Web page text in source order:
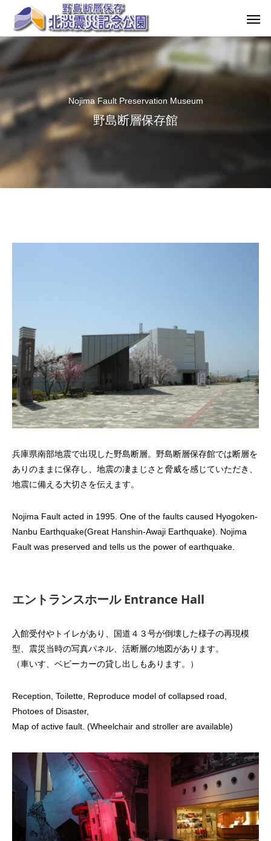
Nojima Fault Preservation Museum
野島断層保存館
兵庫県南部地震で出現した野島断層。野島断層保存館では断層を
ありのままに保存し、地震の凄まじさと脅威を感じていただき、
地震に備える大切さを伝えます。
Nojima Fault acted in 1995. One of the faults caused Hyogoken-
Nanbu Earthquake(Great Hanshin-Awaji Earthquake). Nojima
Fault was preserved and tells us the power of earthquake.
エントランスホール Entrance Hall
入館受付やトイレがあり、国道４３号が倒壊した様子の再現模
型、震災当時の写真パネル、活断層の地図があります。
（車いす、ベビーカーの貸し出しもあります。）
Reception, Toilette, Reproduce model of collapsed road,
Photoes of Disaster,
Map of active fault. (Wheelchair and stroller are available)